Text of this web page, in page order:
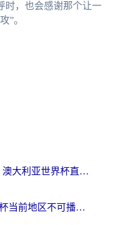
时，也会感谢那个让一
”。
在国外怎么看美国 vs 澳大利亚世界杯直播？海外党必藏的中文解说观赛指南
在加拿大看抖音世界杯当前地区不可播放？海外党体育观赛终极指南